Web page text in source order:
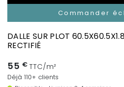
Commander
DALLE SUR PLOT
RECTIFIÉ
55 € TTC/m²
Déjà 110+ clients